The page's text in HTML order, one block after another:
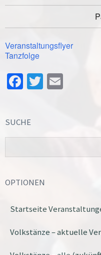
Veranstaltungsflyer
Tanzfolge
Facebook
Twitter
SUCHE
OPTIONEN
Startseite
Volkstänze – aktuelle